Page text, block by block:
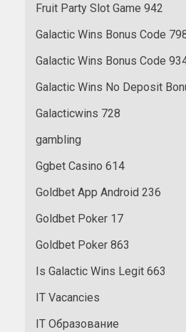
Fruit Party Slot Game 942
Galactic Wins Bonus Code
Galactic Wins Bonus Code
Galactic Wins No Deposit
Galacticwins 728
gambling
Ggbet Casino 614
Goldbet App Android 236
Goldbet Poker 17
Goldbet Poker 863
Is Galactic Wins Legit 663
IT Vacancies
IT Образование